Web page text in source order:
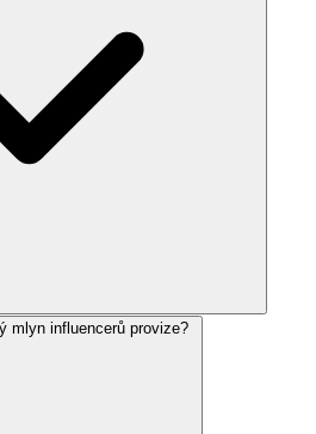
mlyn influencerů provize?